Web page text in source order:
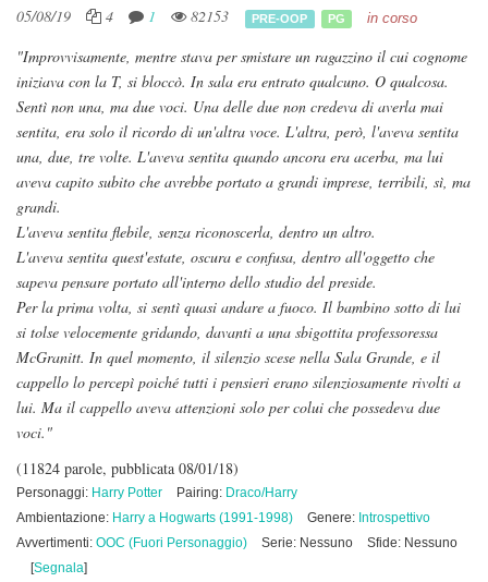
05/08/19 4 1 82153 PRE-OOP PG in corso
"Improvvisamente, mentre stava per smistare un ragazzino il cui cognome
iniziava con la T, si bloccò. In sala era entrato qualcuno. O qualcosa.
Sentì non una, ma due voci. Una delle due non credeva di averla mai
sentita, era solo il ricordo di un'altra voce. L'altra, però, l'aveva sentita
una, due, tre volte. L'aveva sentita quando ancora era acerba, ma lui
aveva capito subito che avrebbe portato a grandi imprese, terribili, sì, ma
grandi.
L'aveva sentita flebile, senza riconoscerla, dentro un altro.
L'aveva sentita quest'estate, oscura e confusa, dentro all'oggetto che
sapeva pensare portato all'interno dello studio del preside.
Per la prima volta, si sentì quasi andare a fuoco. Il bambino sotto di lui
si tolse velocemente gridando, davanti a una sbigottita professoressa
McGranitt. In quel momento, il silenzio scese nella Sala Grande, e il
cappello lo percepì poiché tutti i pensieri erano silenziosamente rivolti a
lui. Ma il cappello aveva attenzioni solo per colui che possedeva due
voci."
(11824 parole, pubblicata 08/01/18)
Personaggi: Harry Potter Pairing: Draco/Harry
Ambientazione: Harry a Hogwarts (1991-1998) Genere: Introspettivo
Avvertimenti: OOC (Fuori Personaggio) Serie: Nessuno
Sfide: Nessuno
[Segnala]